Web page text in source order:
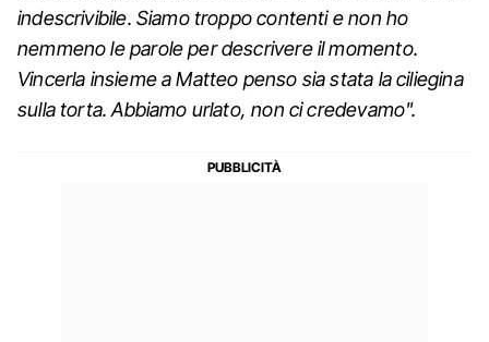
indescrivibile. Siamo troppo contenti e non ho
nemmeno le parole per descrivere il momento.
Vincerla insieme a Matteo penso sia stata la ciliegina
sulla torta. Abbiamo urlato, non ci credevamo".